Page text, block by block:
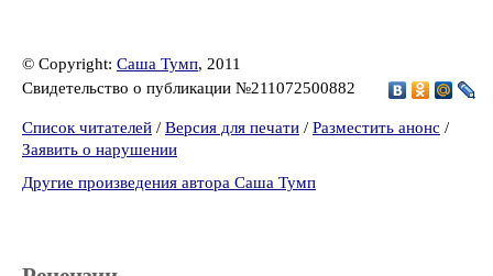
© Copyright: Саша Тумп, 2011
Свидетельство о публикации №211072500882
Список читателей / Версия для печати / Разместить анонс /
Заявить о нарушении
Другие произведения автора Саша Тумп